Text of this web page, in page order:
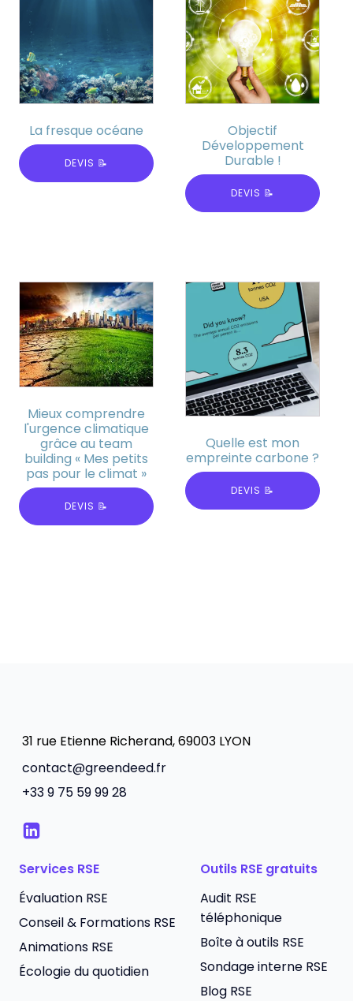
La fresque océane
DEVIS 📝
Objectif
Développement
Durable !
DEVIS 📝
Mieux comprendre
l'urgence climatique
grâce au team
building « Mes petits
pas pour le climat »
DEVIS 📝
Quelle est mon
empreinte carbone ?
DEVIS 📝
31 rue Etienne Richerand, 69003 LYON
contact@greendeed.fr
+33 9 75 59 99 28
Services RSE
Évaluation RSE
Conseil & Formations RSE
Animations RSE
Écologie du quotidien
Outils RSE gratuits
Audit RSE
téléphonique
Boîte à outils RSE
Sondage interne RSE
Blog RSE